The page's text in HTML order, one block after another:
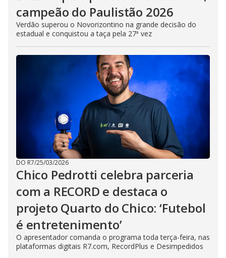
campeão do Paulistão 2026
Verdão superou o Novorizontino na grande decisão do
estadual e conquistou a taça pela 27ª vez
DO R7/25/03/2026
Chico Pedrotti celebra parceria
com a RECORD e destaca o
projeto Quarto do Chico: ‘Futebol
é entretenimento’
O apresentador comanda o programa toda terça-feira, nas
plataformas digitais R7.com, RecordPlus e Desimpedidos